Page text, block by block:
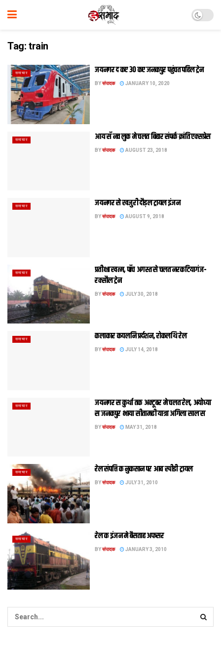
Tag: train
समाचार जयनगर द कए 30 कए जनकपुर पहुंचत पहिल ट्रेन
BYसंपादक JANUARY 10, 2020
समाचार आय सँ नव लुक मे चलत बिहार संपर्क क्रांति एक्सप्रेस
BYसंपादक AUGUST 23, 2018
समाचार जयनगर से खजुरी दौड़ल ट्रायल इंजन
BYसंपादक AUGUST 9, 2018
समाचार
प्रतीक्षा खत्म, पाँच अगस्त से चलत नरकटियागंज-
रक्सौल ट्रेन
BYसंपादक JULY 30, 2018
समाचार कलाकार कयलनि प्रर्दशन, रोकलथि रेल
BYसंपादक JULY 14, 2018
समाचार
जयनगर स कुर्था तक अक्‍टूबर मे चलत रेल, अयोध्‍या
स जनकपुर भाया सीतामढी यात्रा अगिला साल स
BYसंपादक MAY 31, 2018
समाचार रेल संपत्ति क नुकसान पर आब स्पीडी ट्रायल
BYसंपादक JULY 31, 2010
समाचार रेल क इंजन मे बैसताह अफसर
BYसंपादक JANUARY 3, 2010